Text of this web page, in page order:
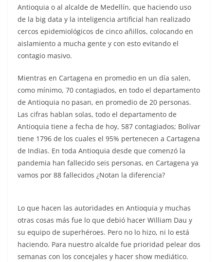
Antioquia o al alcalde de Medellín, que haciendo uso
de la big data y la inteligencia artificial han realizado
cercos epidemiológicos de cinco añillos, colocando en
aislamiento a mucha gente y con esto evitando el
contagio masivo.
Mientras en Cartagena en promedio en un día salen,
como mínimo, 70 contagiados, en todo el departamento
de Antioquia no pasan, en promedio de 20 personas.
Las cifras hablan solas, todo el departamento de
Antioquia tiene a fecha de hoy, 587 contagiados; Bolívar
tiene 1796 de los cuales el 95% pertenecen a Cartagena
de Indias. En toda Antioquia desde que comenzó la
pandemia han fallecido seis personas, en Cartagena ya
vamos por 88 fallecidos ¿Notan la diferencia?
Lo que hacen las autoridades en Antioquia y muchas
otras cosas más fue lo que debió hacer William Dau y
su equipo de superhéroes. Pero no lo hizo, ni lo está
haciendo. Para nuestro alcalde fue prioridad pelear dos
semanas con los concejales y hacer show mediático.